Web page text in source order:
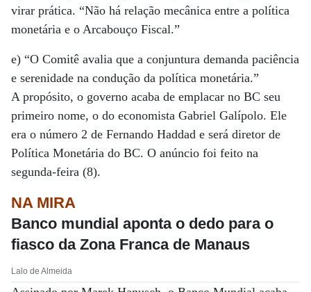
virar prática. “Não há relação mecânica entre a política
monetária e o Arcabouço Fiscal.”
e) “O Comitê avalia que a conjuntura demanda paciência
e serenidade na condução da política monetária.”
A propósito, o governo acaba de emplacar no BC seu
primeiro nome, o do economista Gabriel Galípolo. Ele
era o número 2 de Fernando Haddad e será diretor de
Política Monetária do BC. O anúncio foi feito na
segunda-feira (8).
NA MIRA
Banco mundial aponta o dedo para o
fiasco da Zona Franca de Manaus
Lalo de Almeida